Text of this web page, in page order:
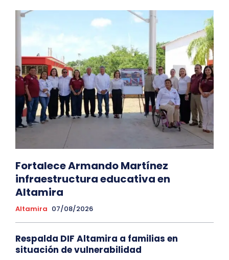
Fortalece Armando Martínez
infraestructura educativa en
Altamira
Altamira 07/08/2026
Respalda DIF Altamira a familias en
situación de vulnerabilidad